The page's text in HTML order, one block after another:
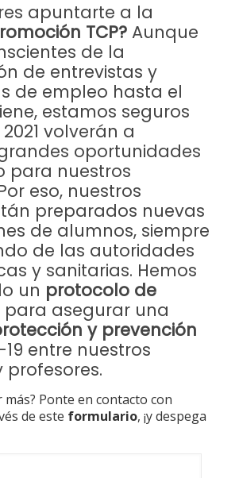
apuntarte a la
TCP? Aunque
de la
de entrevistas y
de empleo hasta el
estamos seguros
volverán a
oportunidades
para nuestros
eso, nuestros
preparados nuevas
de alumnos, siempre
de las autoridades
y sanitarias. Hemos
un protocolo de
para asegurar una
y prevención
19 entre nuestros
más? Ponte en contacto con
de este formulario, ¡y despega